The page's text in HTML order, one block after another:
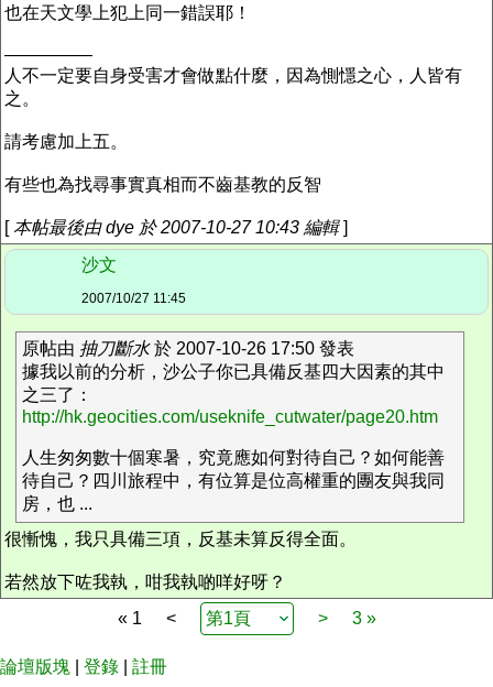
也在天文學上犯上同一錯誤耶！
—————
人不一定要自身受害才會做點什麼，因為惻懚之心，人皆有
之。
請考慮加上五。
有些也為找尋事實真相而不齒基教的反智
[本帖最後由 dye 於 2007-10-27 10:43 編輯]
沙文
2007/10/27 11:45
原帖由 抽刀斷水於 2007-10-26 17:50 發表
據我以前的分析，沙公子你已具備反基四大因素的其中
之三了：
http://hk.geocities.com/useknife_cutwater/page20.htm
人生匆匆數十個寒暑，究竟應如何對待自己？如何能善
待自己？四川旅程中，有位算是位高權重的團友與我同
房，也 ...
很慚愧，我只具備三項，反基未算反得全面。
若然放下咗我執，咁我執啲咩好呀？
« 1
< > 3 »
論壇版塊 登錄 註冊